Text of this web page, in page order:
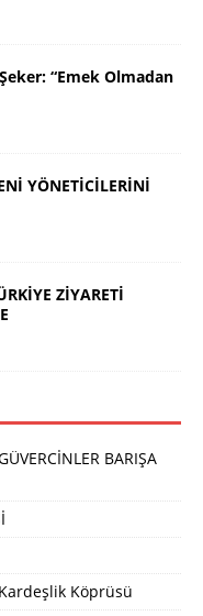
“Emek Olmadan
YÖNETİCİLERİNİ
ZİYARETİ
BARIŞA
Köprüsü